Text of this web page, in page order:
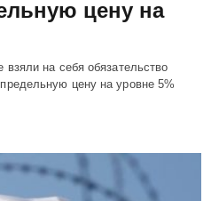
цену на
взяли на себя обязательство
цену на уровне 5%